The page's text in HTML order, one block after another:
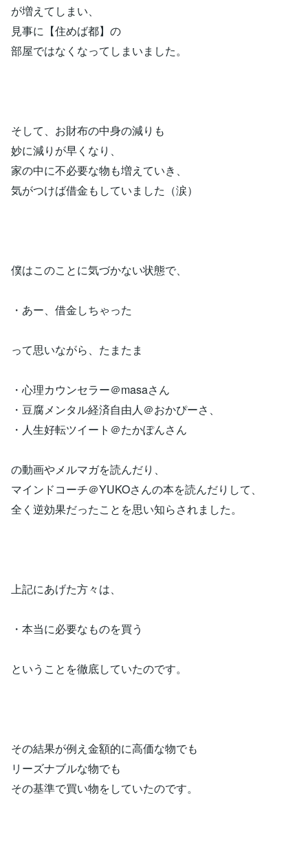
が増えてしまい、
見事に【住めば都】の
部屋ではなくなってしまいました。
そして、お財布の中身の減りも
妙に減りが早くなり、
家の中に不必要な物も増えていき、
気がつけば借金もしていました（涙）
僕はこのことに気づかない状態で、
・あー、借金しちゃった
って思いながら、たまたま
・心理カウンセラー＠masaさん
・豆腐メンタル経済自由人＠おかぴーさ、
・人生好転ツイート＠たかぽんさん
の動画やメルマガを読んだり、
マインドコーチ＠YUKOさんの本を読んだりして、
全く逆効果だったことを思い知らされました。
上記にあげた方々は、
・本当に必要なものを買う
ということを徹底していたのです。
その結果が例え金額的に高価な物でも
リーズナブルな物でも
その基準で買い物をしていたのです。